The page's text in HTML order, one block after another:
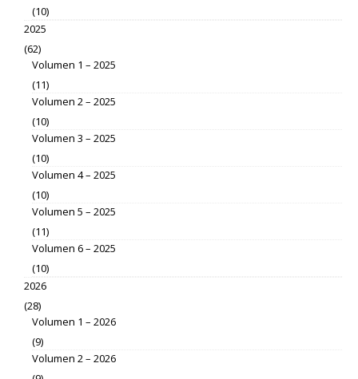
(10)
2025
(62)
Volumen 1 – 2025
(11)
Volumen 2 – 2025
(10)
Volumen 3 – 2025
(10)
Volumen 4 – 2025
(10)
Volumen 5 – 2025
(11)
Volumen 6 – 2025
(10)
2026
(28)
Volumen 1 – 2026
(9)
Volumen 2 – 2026